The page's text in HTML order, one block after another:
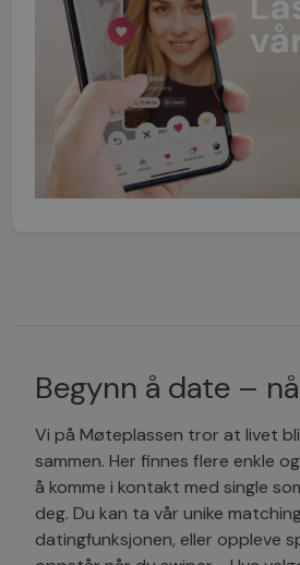
Begynn å date –
Vi på Møteplassen tror at livet
sammen. Her finnes flere enkle
å komme i kontakt med single
deg. Du kan ta vår unike
datingfunksjonen, eller oppleve